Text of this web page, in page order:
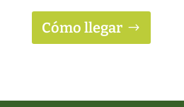
Cómo llegar